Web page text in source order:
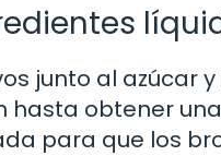
junto al azúcar
hasta obtener
para que los